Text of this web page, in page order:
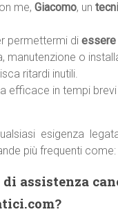
me, Giacomo, un
permettermi di essere
manutenzione o
ritardi inutili.
efficace in tempi
esigenza
più frequenti come:
assistenza